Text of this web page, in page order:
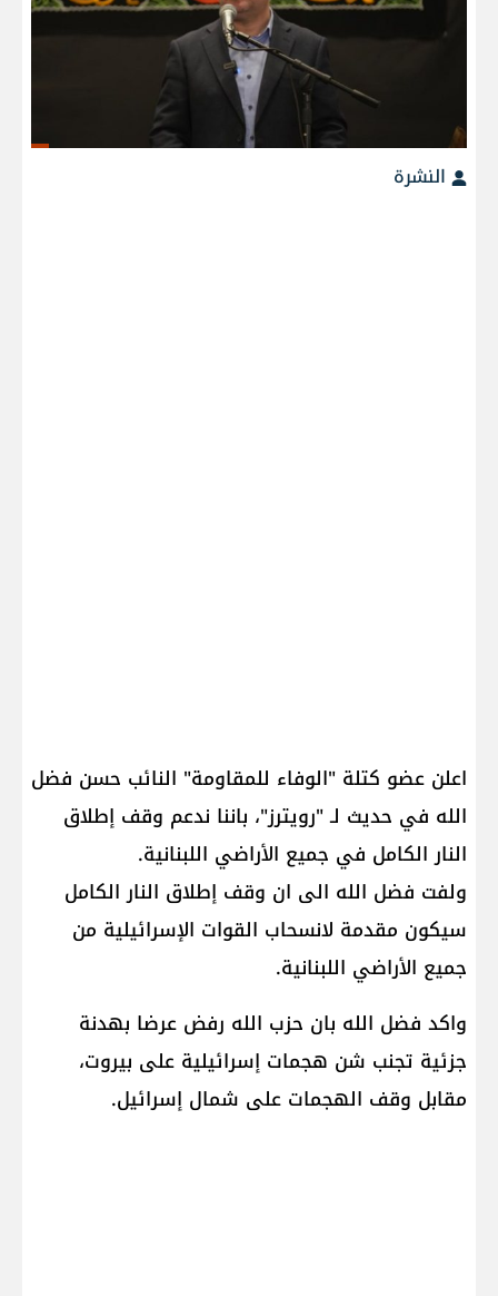
النشرة
اعلن عضو كتلة "الوفاء للمقاومة" النائب ​حسن فضل
الله​ في حديث لـ "رويترز"، باننا ندعم وقف إطلاق
النار الكامل في جميع الأراضي ال​لبنان​ية.
ولفت فضل الله الى ان وقف إطلاق النار الكامل
سيكون مقدمة لانسحاب القوات الإسرائيلية من
جميع الأراضي اللبنانية.
واكد فضل الله بان حزب الله رفض عرضا بهدنة
جزئية تجنب شن هجمات إسرائيلية على بيروت،
مقابل وقف الهجمات على شمال إسرائيل.